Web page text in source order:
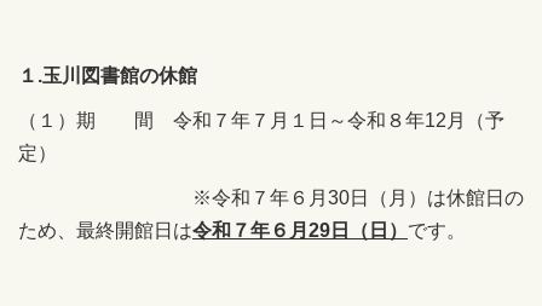
１.玉川図書館の休館
（１）期 間 令和７年７月１日～令和８年12月（予
定）
※令和７年６月30日（月）は休館日の
ため、最終開館日は令和７年６月29日（日） です。